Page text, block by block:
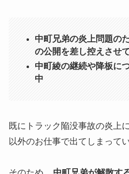
中町兄弟の炎上問題の
の公開を差し控えさせ
中町綾の継続や降板に
中
既にトラック陥没事故の炎上
以外のお仕事で出てしまって